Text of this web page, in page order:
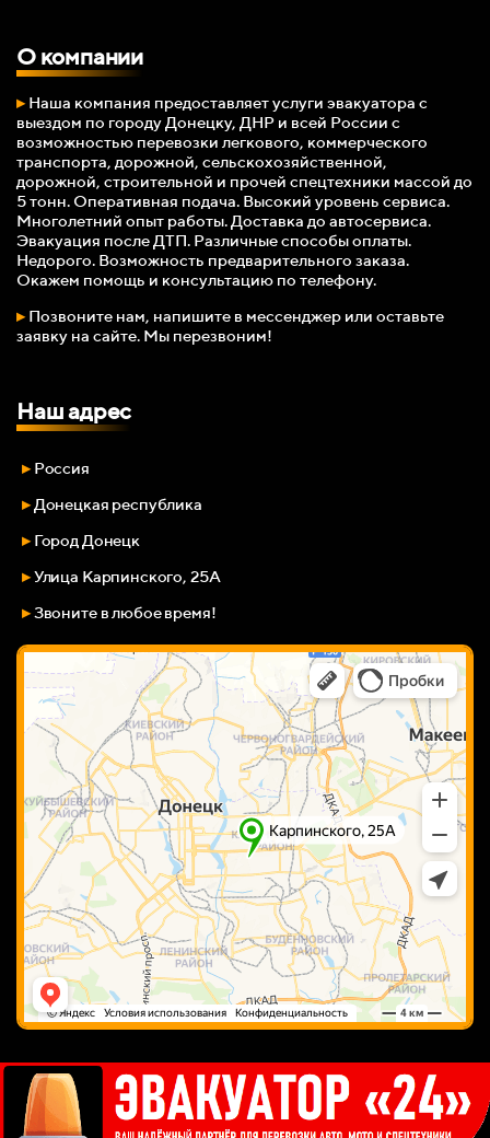
О компании
▸ Наша компания предоставляет услуги эвакуатора с
выездом по городу Донецку, ДНР и всей России с
возможностью перевозки легкового, коммерческого
транспорта, дорожной, сельскохозяйственной,
дорожной, строительной и прочей спецтехники массой до
5 тонн. Оперативная подача. Высокий уровень сервиса.
Многолетний опыт работы. Доставка до автосервиса.
Эвакуация после ДТП. Различные способы оплаты.
Недорого. Возможность предварительного заказа.
Окажем помощь и консультацию по телефону.
▸ Позвоните нам, напишите в мессенджер или оставьте
заявку на сайте. Мы перезвоним!
Наш адрес
▸ Россия
▸Донецкая республика
▸ Город Донецк
▸Улица Карпинского, 25А
▸Звоните в любое время!